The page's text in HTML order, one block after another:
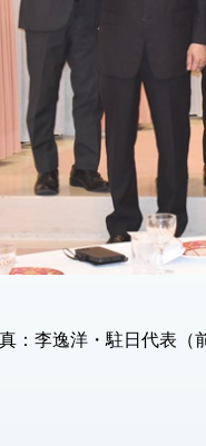
Remarks of the Ministry
to open office
：李逸洋・駐日代表（